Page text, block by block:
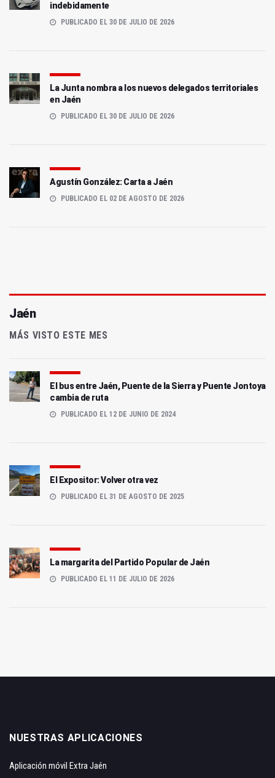
indebidamente
PUBLICADO EL 30 DE JULIO DE 2026
La Junta nombra a los nuevos delegados territoriales
en Jaén
PUBLICADO EL 30 DE JULIO DE 2026
Agustín González: Carta a Jaén
PUBLICADO EL 02 DE AGOSTO DE 2026
Jaén
MÁS VISTO ESTE MES
El bus entre Jaén, Puente de la Sierra y Puente Jontoya
cambia de ruta
PUBLICADO EL 12 DE JUNIO DE 2024
El Expositor: Volver otra vez
PUBLICADO EL 31 DE AGOSTO DE 2025
La margarita del Partido Popular de Jaén
PUBLICADO EL 11 DE JULIO DE 2026
NUESTRAS APLICACIONES
Aplicación móvil Extra Jaén